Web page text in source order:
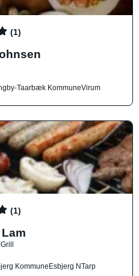
(1)
Taarbæk KommuneVirum
(1)
Grill
KommuneEsbjerg NTarp